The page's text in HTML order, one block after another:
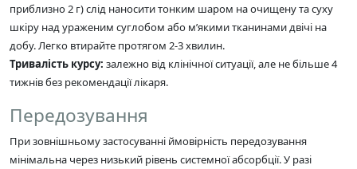
приблизно 2 г) слід наносити тонким шаром на очищену та суху
шкіру над ураженим суглобом або м’якими тканинами двічі на
добу. Легко втирайте протягом 2-3 хвилин.
Тривалість курсу: залежно від клінічної ситуації, але не більше 4
тижнів без рекомендації лікаря.
Передозування
При зовнішньому застосуванні ймовірність передозування
мінімальна через низький рівень системної абсорбції. У разі